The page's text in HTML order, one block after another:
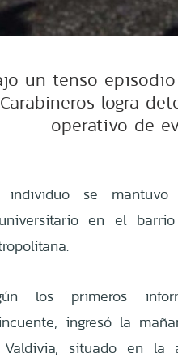
un tenso
Carabineros logra
operativo de
individuo se
en el
los primeros
ingresó la
situado en la